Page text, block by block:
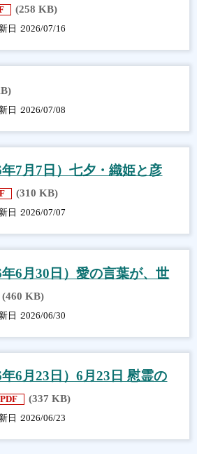
(258 KB)
日 2026/07/16
日 2026/07/08
7月7日）七夕・織姫と彦
(310 KB)
日 2026/07/07
6月30日）愛の言葉が、世
(460 KB)
日 2026/06/30
6月23日）6月23日 慰霊の
PDF (337 KB)
日 2026/06/23